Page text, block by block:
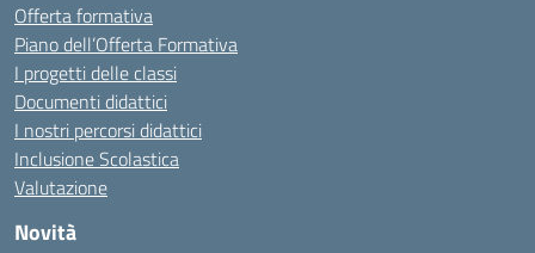
Offerta formativa
Piano dell’Offerta Formativa
I progetti delle classi
Documenti didattici
I nostri percorsi didattici
Inclusione Scolastica
Valutazione
Novità